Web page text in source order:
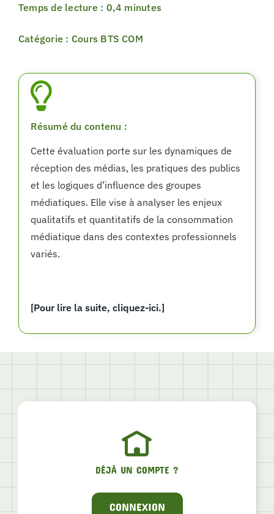
Temps de lecture : 0,4 minutes
Catégorie : Cours BTS COM
Résumé du contenu :
Cette évaluation porte sur les dynamiques de
réception des médias, les pratiques des publics
et les logiques d’influence des groupes
médiatiques. Elle vise à analyser les enjeux
qualitatifs et quantitatifs de la consommation
médiatique dans des contextes professionnels
variés.
[Pour lire la suite, cliquez-ici.]
DÉJÀ UN COMPTE ?
CONNEXION